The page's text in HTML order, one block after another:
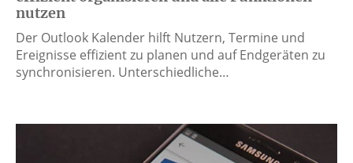
nutzen
Der Outlook Kalender hilft Nutzern, Termine und
Ereignisse effizient zu planen und auf Endgeräten zu
synchronisieren. Unterschiedliche…